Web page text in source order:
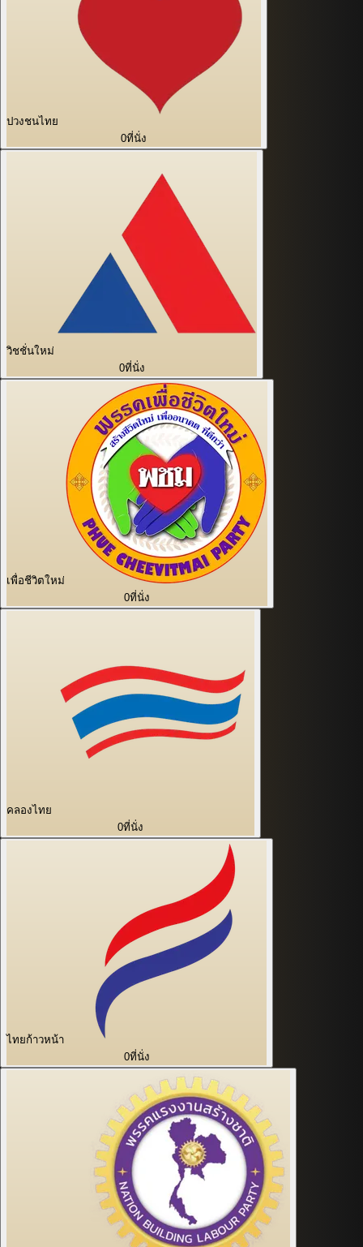
ปวงชนไทย
0ที่นั่ง
วิชชั่นใหม่
0ที่นั่ง
เพื่อชีวิตใหม่
0ที่นั่ง
คลองไทย
0ที่นั่ง
ไทยก้าวหน้า
0ที่นั่ง